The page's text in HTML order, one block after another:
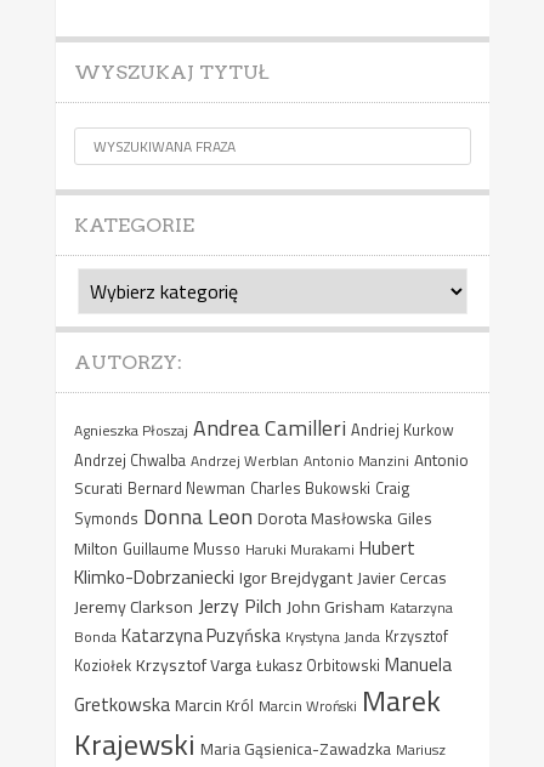
WYSZUKAJ TYTUŁ
KATEGORIE
Kategorie
AUTORZY:
Agnieszka Płoszaj Andrea Camilleri Andriej Kurkow
Andrzej Chwalba Andrzej Werblan Antonio Manzini Antonio
Scurati Bernard Newman Charles Bukowski Craig
Symonds Donna Leon Dorota Masłowska Giles
Milton Guillaume Musso Haruki Murakami Hubert
Klimko-Dobrzaniecki Igor Brejdygant Javier Cercas
Jeremy Clarkson Jerzy Pilch John Grisham Katarzyna
Bonda Katarzyna Puzyńska Krystyna Janda Krzysztof
Koziołek Krzysztof Varga Łukasz Orbitowski Manuela
Gretkowska Marcin Król Marcin Wroński Marek
Krajewski Maria Gąsienica-Zawadzka Mariusz